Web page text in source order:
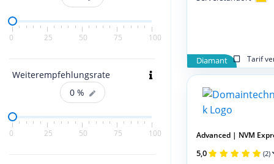
0 25 50 75 100
Weiterempfehlungsrate
0 %
0 25 50 75 100
Diamant Tarif
Advanced | NVM
5,0 (2)